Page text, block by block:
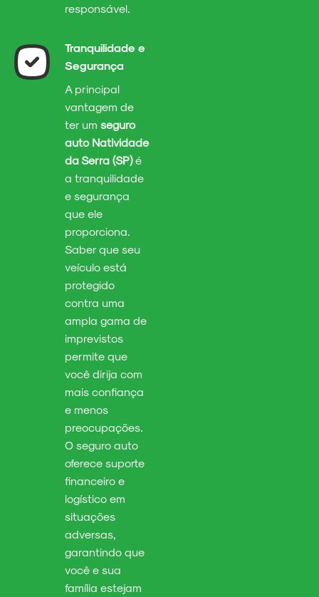
responsável.
Tranquilidade e
Segurança
A principal
vantagem de
ter um seguro
auto Natividade
da Serra (SP)é
a tranquilidade
e segurança
que ele
proporciona.
Saber que seu
veículo está
protegido
contra uma
ampla gama de
imprevistos
permite que
você dirija com
mais confiança
e menos
preocupações.
O seguro auto
oferece suporte
financeiro e
logístico em
situações
adversas,
garantindo que
você e sua
família estejam